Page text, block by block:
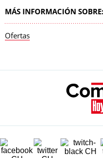
MÁS INFORMACIÓN SOBRE:
Ofertas